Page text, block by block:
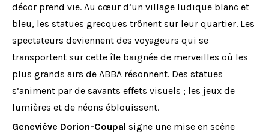
décor prend vie. Au cœur d’un village ludique blanc et
bleu, les statues grecques trônent sur leur quartier. Les
spectateurs deviennent des voyageurs qui se
transportent sur cette île baignée de merveilles où les
plus grands airs de ABBA résonnent. Des statues
s’animent par de savants effets visuels ; les jeux de
lumières et de néons éblouissent.
Geneviève Dorion-Coupal signe une mise en scène